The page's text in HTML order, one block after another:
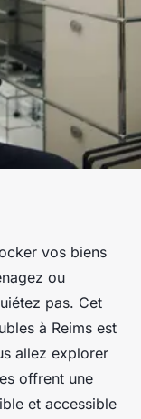
meubles
vos biens
ou
pas. Cet
à Reims est
allez explorer
offrent une
et accessible